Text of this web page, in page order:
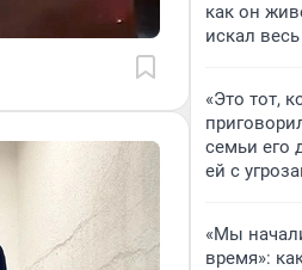
как он
искал
«Это тот,
семьи его
ей с
«Мы
время»: